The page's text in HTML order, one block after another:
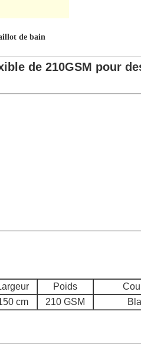
de bain
de 210GSM pour
Poids
cm 210 GSM